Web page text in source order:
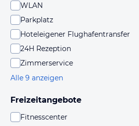
WLAN
Parkplatz
Hoteleigener Flughafentransfer
24H Rezeption
Zimmerservice
Alle 9 anzeigen
Freizeitangebote
Fitnesscenter